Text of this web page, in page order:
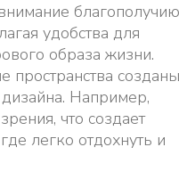
удобства для
образа жизни.
пространства созданы
Например,
что создает
легко отдохнуть и